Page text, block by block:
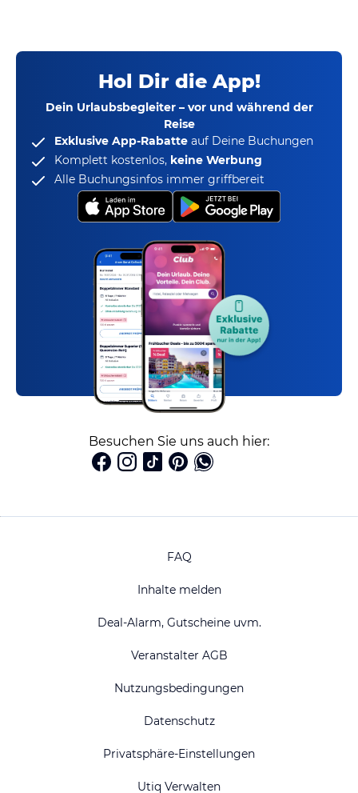
Hol Dir die App!
Dein Urlaubsbegleiter – vor und während der
Reise
Exklusive App-Rabatte auf Deine Buchungen
Komplett kostenlos, keine Werbung
Alle Buchungsinfos immer griffbereit
Besuchen Sie uns auch hier:
FAQ
Inhalte melden
Deal-Alarm, Gutscheine uvm.
Veranstalter AGB
Nutzungsbedingungen
Datenschutz
Privatsphäre-Einstellungen
Utiq Verwalten